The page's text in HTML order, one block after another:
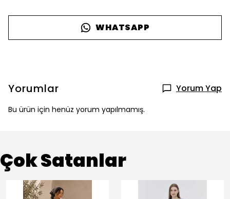
WHATSAPP
Yorumlar Yorum Yap
Bu ürün için henüz yorum yapılmamış.
Çok Satanlar